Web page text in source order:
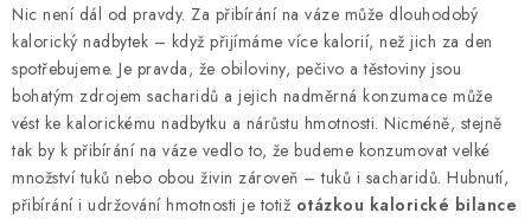
Nic není dál od pravdy. Za přibírání na váze může dlouhodobý
kalorický nadbytek – když přijímáme více kalorií, než jich za den
spotřebujeme. Je pravda, že obiloviny, pečivo a těstoviny jsou
bohatým zdrojem sacharidů a jejich nadměrná konzumace může
vést ke kalorickému nadbytku a nárůstu hmotnosti. Nicméně, stejně
tak by k přibírání na váze vedlo to, že budeme konzumovat velké
množství tuků nebo obou živin zároveň – tuků i sacharidů. Hubnutí,
přibírání i udržování hmotnosti je totiž otázkou kalorické bilance